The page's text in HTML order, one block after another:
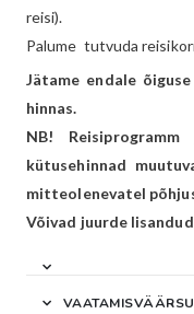
reisi).
Palume tutvuda
Jätame endale
hinnas.
NB!
kütusehinnad
mitteolenevatel
Võivad juurde